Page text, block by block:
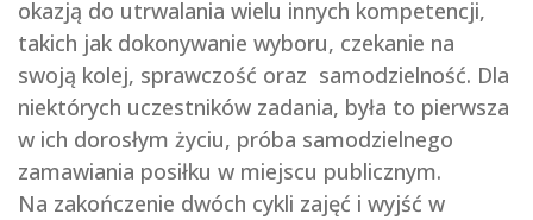
okazją do utrwalania wielu innych kompetencji,
takich jak dokonywanie wyboru, czekanie na
swoją kolej, sprawczość oraz samodzielność. Dla
niektórych uczestników zadania, była to pierwsza
w ich dorosłym życiu, próba samodzielnego
zamawiania posiłku w miejscu publicznym.
Na zakończenie dwóch cykli zajęć i wyjść w